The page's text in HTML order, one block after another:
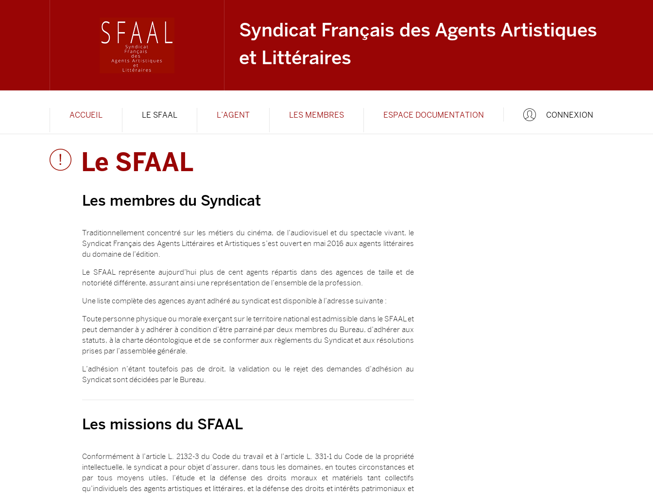
Syndicat Français des Agents Artistiques
et Littéraires
ACCUEIL LE SFAAL L’AGENT LES MEMBRES ESPACE DOCUMENTATION CONNEXION
Le SFAAL
Les membres du Syndicat
Traditionnellement concentré sur les métiers du cinéma, de l’audiovisuel et du spectacle vivant, le
Syndicat Français des Agents Littéraires et Artistiques s’est ouvert en mai 2016 aux agents littéraires
du domaine de l’édition.
Le SFAAL représente aujourd’hui plus de cent agents répartis dans des agences de taille et de
notoriété différente, assurant ainsi une représentation de l’ensemble de la profession.
Une liste complète des agences ayant adhéré au syndicat est disponible à l’adresse suivante :
Toute personne physique ou morale exerçant sur le territoire national est admissible dans le SFAAL et
peut demander à y adhérer à condition d’être parrainé par deux membres du Bureau, d’adhérer aux
statuts, à la charte déontologique et de se conformer aux règlements du Syndicat et aux résolutions
prises par l’assemblée générale.
L’adhésion n’étant toutefois pas de droit, la validation ou le rejet des demandes d’adhésion au
Syndicat sont décidées par le Bureau.
Les missions du SFAAL
Conformément à l’article L. 2132-3 du Code du travail et à l’article L. 331-1 du Code de la propriété
intellectuelle, le syndicat a pour objet d’assurer, dans tous les domaines, en toutes circonstances et
par tous moyens utiles, l’étude et la défense des droits moraux et matériels tant collectifs
qu’individuels des agents artistiques et littéraires, et la défense des droits et intérêts patrimoniaux et